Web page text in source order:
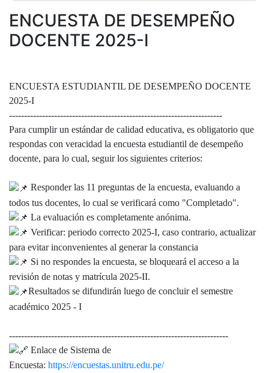
ENCUESTA DE DESEMPEÑO
DOCENTE 2025-I
ENCUESTA ESTUDIANTIL DE DESEMPEÑO DOCENTE
2025-I
-----------------------------------------------------------------------
Para cumplir un estándar de calidad educativa, es obligatorio que
respondas con veracidad la encuesta estudiantil de desempeño
docente, para lo cual, seguir los siguientes criterios:
Responder las 11 preguntas de la encuesta, evaluando a
todos tus docentes, lo cual se verificará como "Completado".
La evaluación es completamente anónima.
Verificar: periodo correcto 2025-I, caso contrario, actualizar
para evitar inconvenientes al generar la constancia
Si no respondes la encuesta, se bloqueará el acceso a la
revisión de notas y matrícula 2025-II.
Resultados se difundirán luego de concluir el semestre
académico 2025 - I
-------------------------------------------------------------------------
Enlace de Sistema de
Encuesta: https://encuestas.unitru.edu.pe/